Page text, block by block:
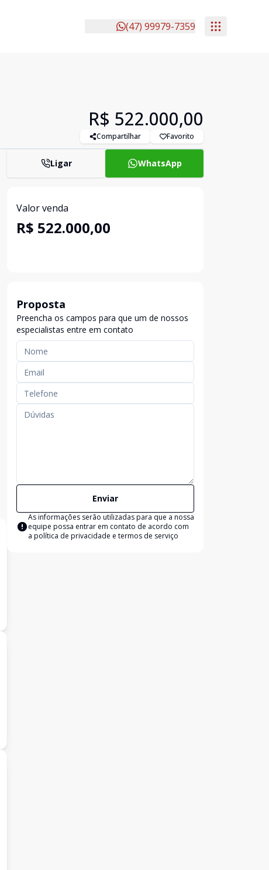
(47) 99979-7359
R$ 522.000,00
Compartilhar Favorito
Ligar WhatsApp
Valor venda
R$ 522.000,00
Proposta
Preencha os campos para que um de nossos
especialistas entre em contato
Enviar
As informações serão utilizadas para que a nossa
equipe possa entrar em contato de acordo com
a política de privacidade e termos de serviço